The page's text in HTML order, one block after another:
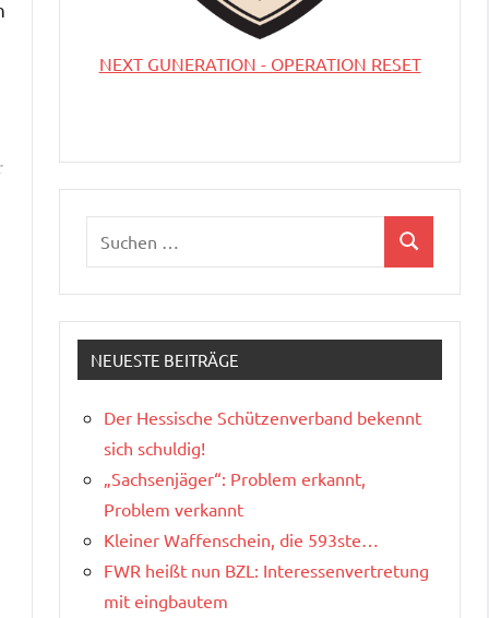
NEXT GUNERATION - OPERATION RESET
Suchen
NEUESTE BEITRÄGE
Der Hessische Schützenverband bekennt
sich schuldig!
„Sachsenjäger“: Problem erkannt,
Problem verkannt
Kleiner Waffenschein, die 593ste…
FWR heißt nun BZL: Interessenvertretung
mit eingbautem